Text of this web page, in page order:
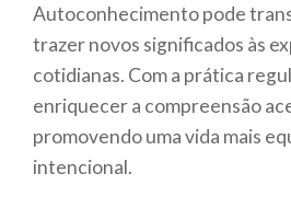
Autoconhecimento pode
trazer novos significados às
cotidianas. Com a prática
enriquecer a compreensão
promovendo uma vida mais
intencional.